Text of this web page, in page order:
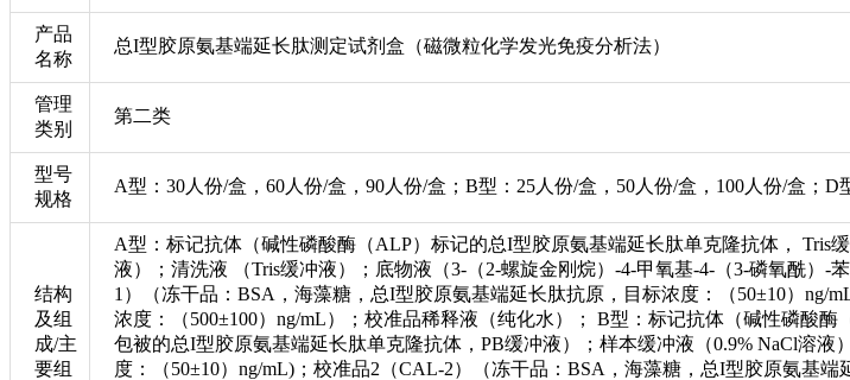
产品
名称
总I型胶原氨基端延长肽测定试剂盒（磁微粒化学发光免疫分析法）
管理
类别
第二类
型号
规格
A型：30人份/盒，60人份/盒，90人份/盒；B型：25人份/盒，50人份/盒，100人份/盒；D
结构
及组
成/主
要组
A型：标记抗体（碱性磷酸酶（ALP）标记的总I型胶原氨基端延长肽单克隆抗体，
液）；清洗液 （Tris缓冲液）；底物液（3-（2-螺旋金刚烷）-4-甲氧基-4-（3-磷氧酰）
1）（冻干品：BSA，海藻糖，总I型胶原氨基端延长肽抗原，目标浓度：（50±10）
浓度：（500±100）ng/mL）；校准品稀释液（纯化水）； B型：标记抗体（碱性磷酸
包被的总I型胶原氨基端延长肽单克隆抗体，PB缓冲液）；样本缓冲液（0.9% NaCl溶
度：（50±10）ng/mL)；校准品2（CAL-2）（冻干品：BSA，海藻糖，总I型胶原氨基